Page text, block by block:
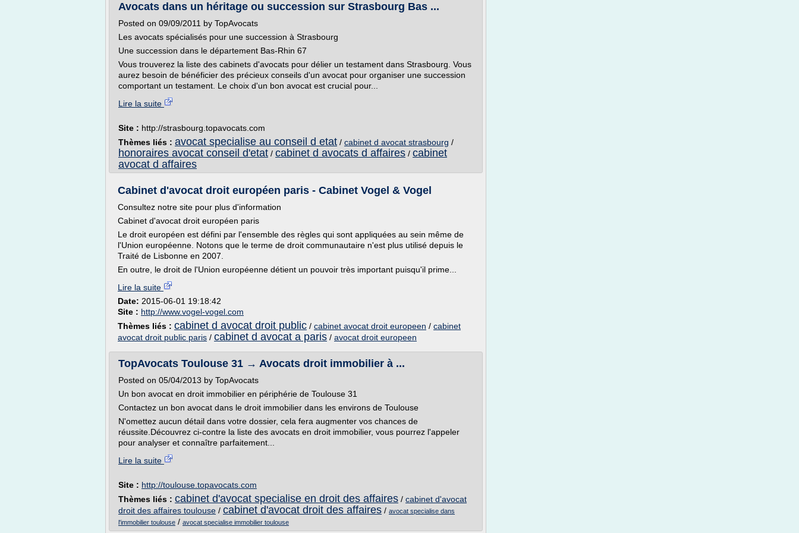
Avocats dans un héritage ou succession sur Strasbourg Bas ...
Posted on 09/09/2011 by TopAvocats
Les avocats spécialisés pour une succession à Strasbourg
Une succession dans le département Bas-Rhin 67
Vous trouverez la liste des cabinets d'avocats pour délier un testament dans Strasbourg. Vous
aurez besoin de bénéficier des précieux conseils d'un avocat pour organiser une succession
comportant un testament. Le choix d'un bon avocat est crucial pour...
Lire la suite
Site : http://strasbourg.topavocats.com
Thèmes liés : avocat specialise au conseil d etat / cabinet d avocat strasbourg /
honoraires avocat conseil d'etat / cabinet d avocats d affaires / cabinet
avocat d affaires
Cabinet d'avocat droit européen paris - Cabinet Vogel & Vogel
Consultez notre site pour plus d'information
Cabinet d'avocat droit européen paris
Le droit européen est défini par l'ensemble des règles qui sont appliquées au sein même de
l'Union européenne. Notons que le terme de droit communautaire n'est plus utilisé depuis le
Traité de Lisbonne en 2007.
En outre, le droit de l'Union européenne détient un pouvoir très important puisqu'il prime...
Lire la suite
Date: 2015-06-01 19:18:42
Site : http://www.vogel-vogel.com
Thèmes liés : cabinet d avocat droit public / cabinet avocat droit europeen / cabinet
avocat droit public paris / cabinet d avocat a paris / avocat droit europeen
TopAvocats Toulouse 31 → Avocats droit immobilier à ...
Posted on 05/04/2013 by TopAvocats
Un bon avocat en droit immobilier en périphérie de Toulouse 31
Contactez un bon avocat dans le droit immobilier dans les environs de Toulouse
N'omettez aucun détail dans votre dossier, cela fera augmenter vos chances de
réussite.Découvrez ci-contre la liste des avocats en droit immobilier, vous pourrez l'appeler
pour analyser et connaître parfaitement...
Lire la suite
Site : http://toulouse.topavocats.com
Thèmes liés : cabinet d'avocat specialise en droit des affaires / cabinet d'avocat
droit des affaires toulouse / cabinet d'avocat droit des affaires / avocat specialise dans
l'immobilier toulouse / avocat specialise immobilier toulouse